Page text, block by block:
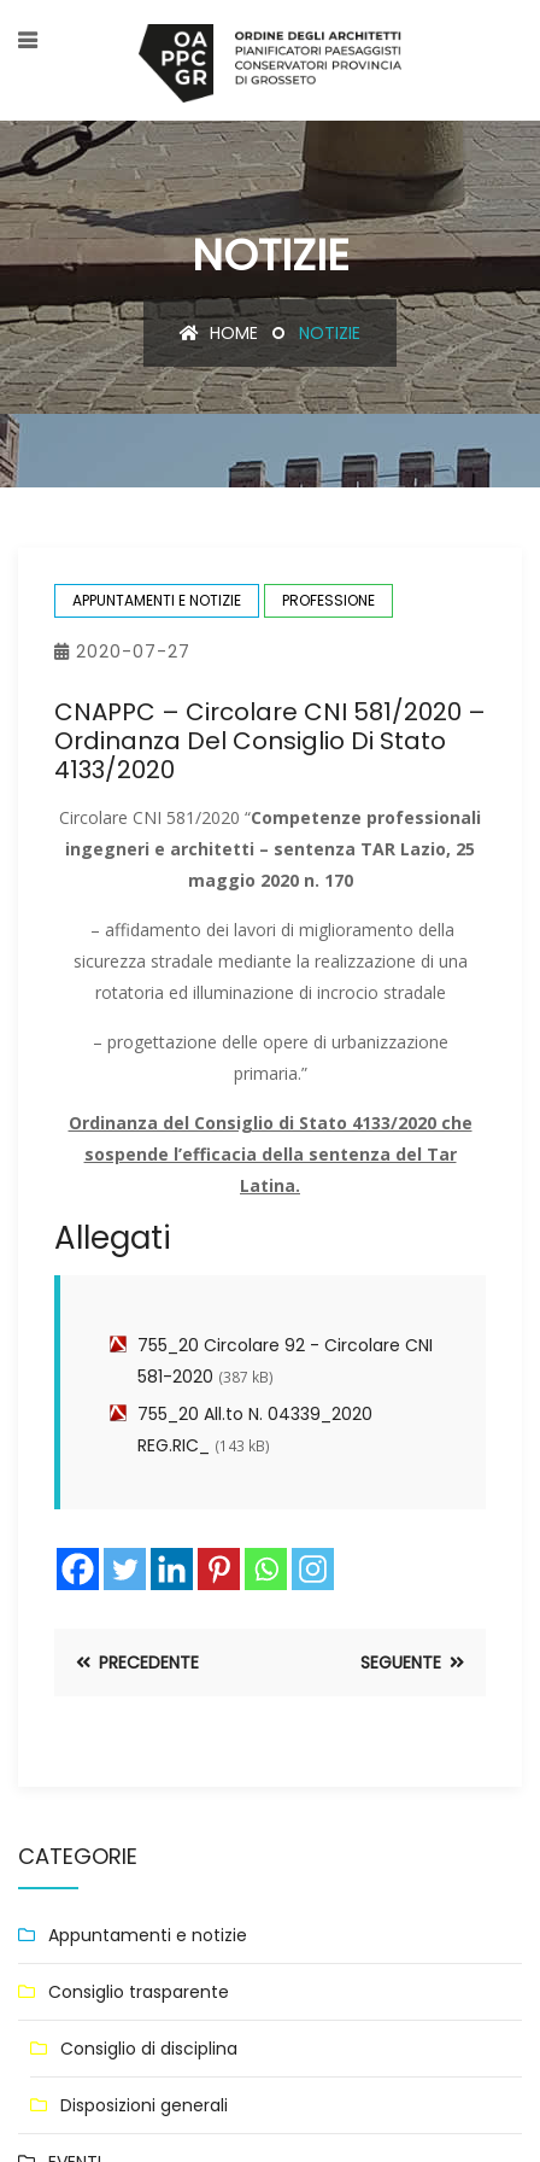
NOTIZIE
HOME NOTIZIE
APPUNTAMENTI E NOTIZIE PROFESSIONE
2020-07-27
CNAPPC – Circolare CNI 581/2020 –
Ordinanza Del Consiglio Di Stato
4133/2020
Circolare CNI 581/2020 “Competenze professionali
ingegneri e architetti – sentenza TAR Lazio, 25
maggio 2020 n. 170
– affidamento dei lavori di miglioramento della
sicurezza stradale mediante la realizzazione di una
rotatoria ed illuminazione di incrocio stradale
– progettazione delle opere di urbanizzazione
primaria.”
Ordinanza del Consiglio di Stato 4133/2020 che
sospende l’efficacia della sentenza del Tar
Latina.
Allegati
755_20 Circolare 92 - Circolare CNI
581-2020 (387 kB)
755_20 All.to N. 04339_2020
REG.RIC_
(143 kB)
PRECEDENTE SEGUENTE
CATEGORIE
Appuntamenti e notizie
Consiglio trasparente
Consiglio di disciplina
Disposizioni generali